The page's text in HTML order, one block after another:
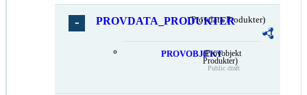
PROVDATA_PRODUKTER
(Provdata Produkter)
PROVOBJEKT(Provobjekt
Produkter)
Public draft